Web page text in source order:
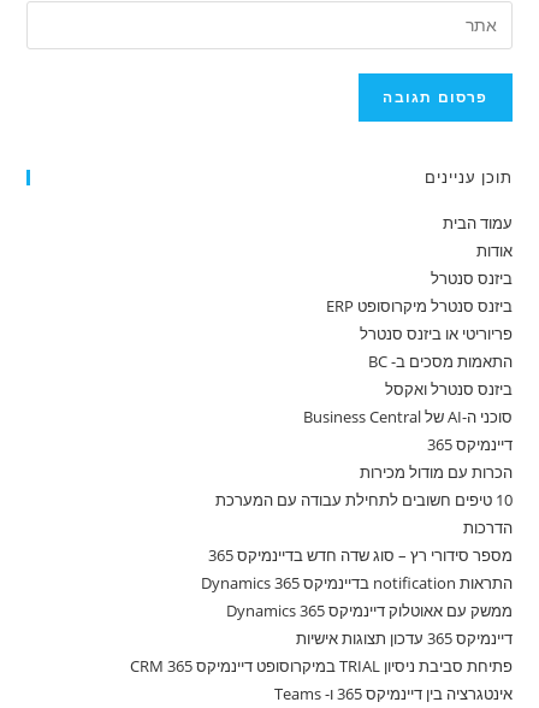
תוכן עניינים
עמוד הבית
אודות
ביזנס סנטרל
ביזנס סנטרל מיקרוסופט ERP
פריוריטי או ביזנס סנטרל
התאמות מסכים ב- BC
ביזנס סנטרל ואקסל
סוכני ה-AI של Business Central
דיינמיקס 365
הכרות עם מודול מכירות
10 טיפים חשובים לתחילת עבודה עם המערכת
הדרכות
מספר סידורי רץ – סוג שדה חדש בדיינמיקס 365
התראות notification בדיינמיקס 365 Dynamics
ממשק עם אאוטלוק דיינמיקס 365 Dynamics
דיינמיקס 365 עדכון תצוגות אישיות
פתיחת סביבת ניסיון TRIAL במיקרוסופט דיינמיקס 365 CRM
אינטגרציה בין דיינמיקס 365 ו- Teams